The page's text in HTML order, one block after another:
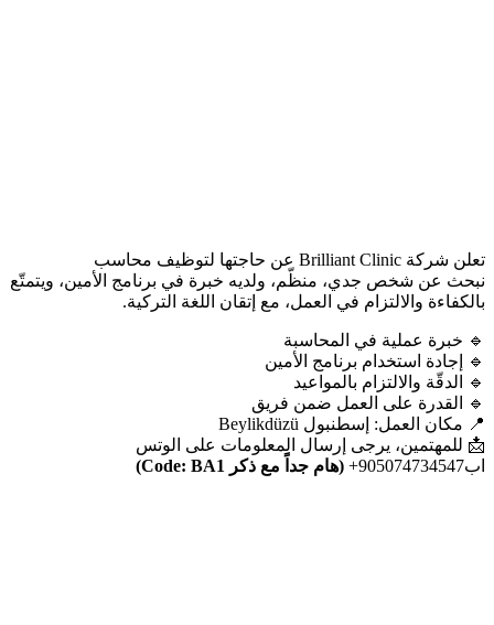
تعلن شركة Brilliant Clinic عن حاجتها لتوظيف محاسب
نبحث عن شخص جدي، منظّم، ولديه خبرة في برنامج الأمين، ويتمتّع
بالكفاءة والالتزام في العمل، مع إتقان اللغة التركية.
🔹 خبرة عملية في المحاسبة
🔹 إجادة استخدام برنامج الأمين
🔹 الدقّة والالتزام بالمواعيد
🔹 القدرة على العمل ضمن فريق
📍 مكان العمل: إسطنبول Beylikdüzü
📩 للمهتمين، يرجى إرسال المعلومات على الوتس
اب905074734547+
(هام جداً مع ذكر Code: BA1)